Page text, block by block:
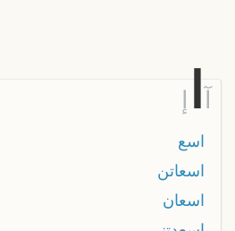
إ آ
اسع
اسعاتن
اسعان